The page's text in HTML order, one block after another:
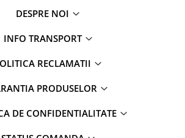
DESPRE NOI
INFO TRANSPORT
RECLAMATII
PRODUSELOR
DE CONFIDENTIALITATE